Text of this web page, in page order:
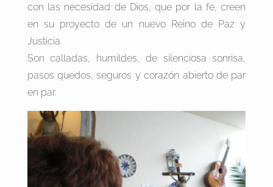
con las necesidad de Dios, que por la fe, creen
en su proyecto de un nuevo Reino de Paz y
Justicia.
Son calladas, humildes, de silenciosa sonrisa,
pasos quedos, seguros y corazón abierto de par
en par.